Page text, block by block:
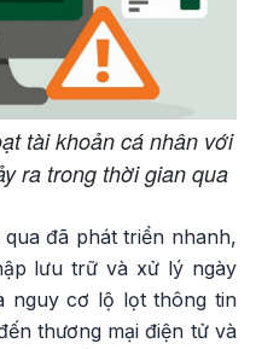
tài khoản cá nhân với
ra trong thời gian qua
đã phát triển nhanh,
lưu trữ và xử lý ngày
nguy cơ lộ lọt thông tin
thương mại điện tử và